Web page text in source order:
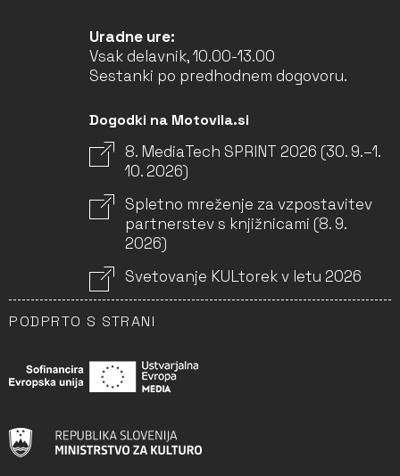
Uradne ure:
Vsak delavnik, 10.00-13.00
Sestanki po predhodnem dogovoru.
Dogodki na Motovila.si
8. MediaTech SPRINT 2026 (30. 9.–1.
10. 2026)
Spletno mreženje za vzpostavitev
partnerstev s knjižnicami (8. 9.
2026)
Svetovanje KULtorek v letu 2026
PODPRTO S STRANI